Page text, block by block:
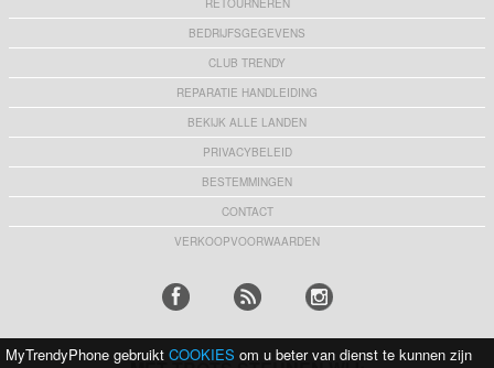
RETOURNEREN
BEDRIJFSGEGEVENS
CLUB TRENDY
REPARATIE HANDLEIDING
BEKIJK ALLE LANDEN
PRIVACYBELEID
BESTEMMINGEN
CONTACT
VERKOOPVOORWAARDEN
MyTrendyPhone gebruikt COOKIES om u beter van dienst te kunnen zijn